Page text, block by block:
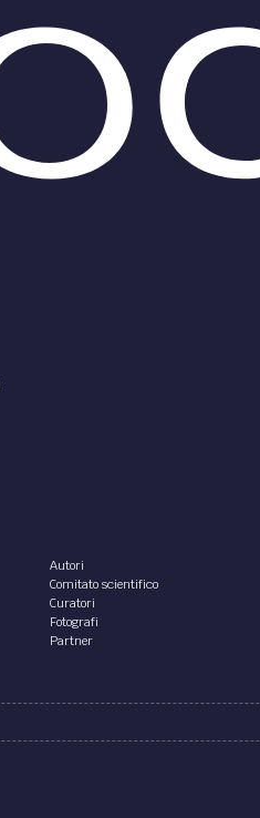
Autori
Comitato scientifico
Curatori
Fotografi
Partner